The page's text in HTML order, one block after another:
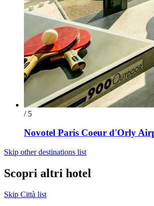
/ 5
Novotel Paris Coeur d'Orly
Skip other destinations list
Scopri altri hotel
Skip Città list